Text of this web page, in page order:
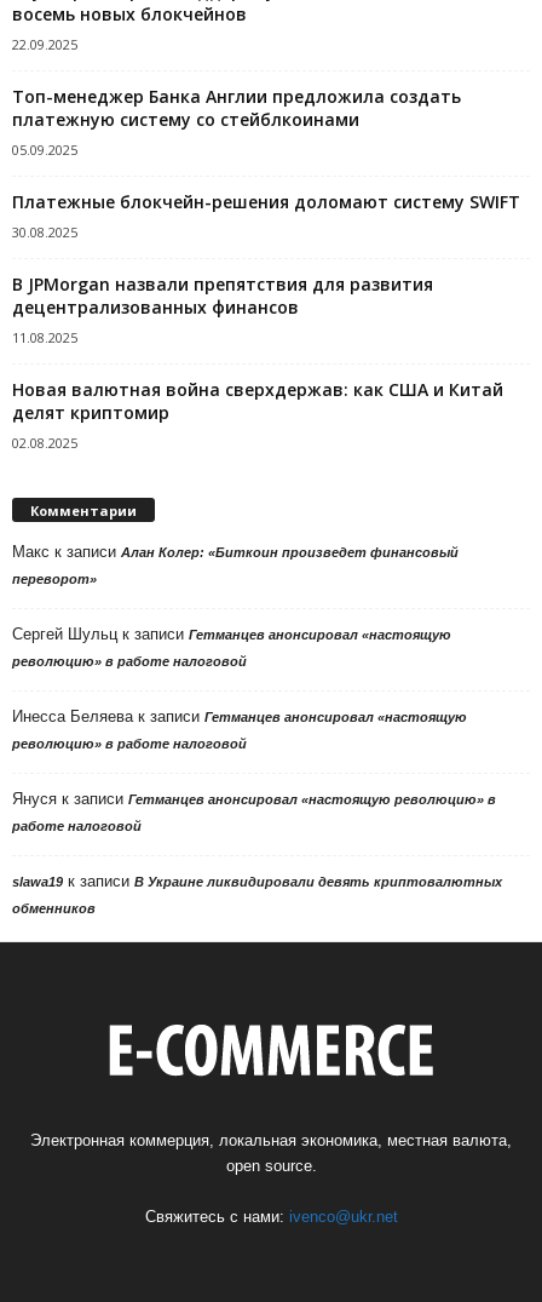
восемь новых блокчейнов
22.09.2025
Топ-менеджер Банка Англии предложила создать
платежную систему со стейблкоинами
05.09.2025
Платежные блокчейн-решения доломают систему SWIFT
30.08.2025
В JPMorgan назвали препятствия для развития
децентрализованных финансов
11.08.2025
Новая валютная война сверхдержав: как США и Китай
делят криптомир
02.08.2025
Комментарии
Макс к записи Алан Колер: «Биткоин произведет финансовый
переворот»
Сергей Шульцк записи Гетманцев анонсировал «настоящую
революцию» в работе налоговой
Инесса Беляевак записи Гетманцев анонсировал «настоящую
революцию» в работе налоговой
Януся к записи Гетманцев анонсировал «настоящую революцию» в
работе налоговой
slawa19 к записи В Украине ликвидировали девять криптовалютных
обменников
Электронная коммерция, локальная экономика, местная валюта,
open source.
Свяжитесь с нами: ivenco@ukr.net